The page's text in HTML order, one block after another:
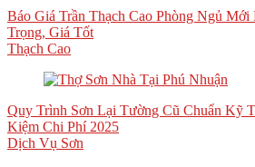
Báo Giá Trần Thạch Cao Phòng Ngủ
Trọng, Giá Tốt
Thạch Cao
Quy Trình Sơn Lại Tường Cũ Chuẩn Kỹ
Kiệm Chi Phí 2025
Dịch Vụ Sơn